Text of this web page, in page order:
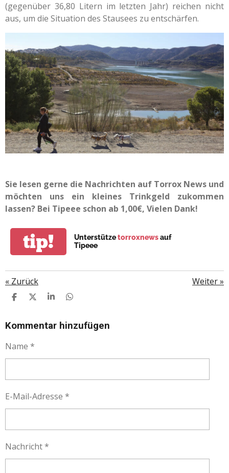
(gegenüber 36,80 Litern im letzten Jahr) reichen nicht
aus, um die Situation des Stausees zu entschärfen.
Sie lesen gerne die Nachrichten auf Torrox News und
möchten uns ein kleines Trinkgeld zukommen
lassen? Bei Tipeee schon ab 1,00€, Vielen Dank!
tip! Unterstützetorroxnewsauf
Tipeee
« Zurück Weiter»
T
L
T
L
T
L
T
L
Kommentar hinzufügen
Name *
E-Mail-Adresse *
Nachricht *